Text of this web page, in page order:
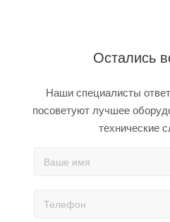
Остались
Наши специалисты
посоветуют лучшее
технические